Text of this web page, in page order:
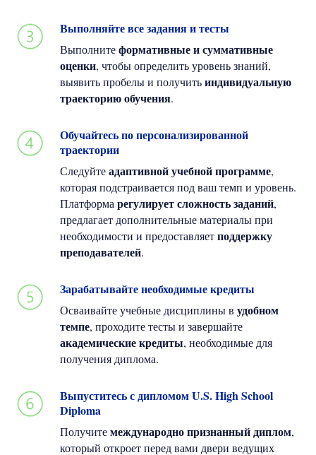
Выполняйте все задания и тесты
Выполнитеформативные и суммативные
оценки, чтобы определить уровень знаний,
выявить пробелы и получитьиндивидуальную
траекторию обучения.
Обучайтесь по персонализированной
траектории
Следуйтеадаптивной учебной программе,
которая подстраивается под ваш темп и уровень.
Платформа регулирует сложность заданий,
предлагает дополнительные материалы при
необходимости и предоставляетподдержку
преподавателей.
Зарабатывайте необходимые кредиты
Осваивайте учебные дисциплины в удобном
темпе, проходите тесты и завершайте
академические кредиты, необходимые для
получения диплома.
Выпуститесь с дипломом U.S. High School
Diploma
Получитемеждународно признанный диплом,
который откроет перед вами двери ведущих